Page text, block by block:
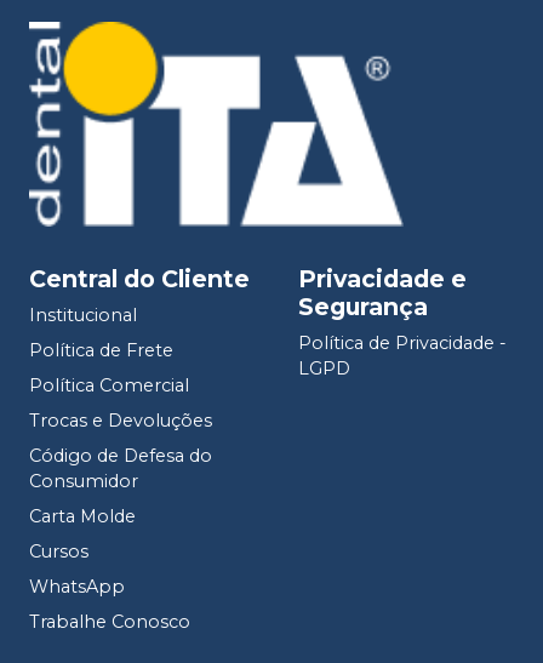
Central do Cliente
Institucional
Política de Frete
Política Comercial
Trocas e Devoluções
Código de Defesa do
Consumidor
Carta Molde
Cursos
WhatsApp
Trabalhe Conosco
Privacidade e
Segurança
Política de Privacidade -
LGPD